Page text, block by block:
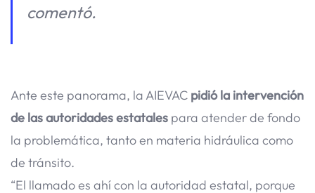
comentó.
Ante este panorama, la AIEVAC pidió la intervención
de las autoridades estatales para atender de fondo
la problemática, tanto en materia hidráulica como
de tránsito.
“El llamado es ahí con la autoridad estatal, porque